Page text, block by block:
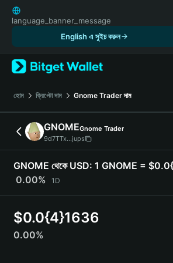
English
日本語
Русский
Español (Latinoamérica)
Türkçe
Italiano
Deutsch
简体中文
繁體中文
Português (Portugal)
Bahasa Indonesia
Español
language_banner_message
English এ সুইচ করুন
হোম ক্রিপ্টো দাম Gnome Trader দাম
GNOMEGnome Trader
9d7TTx...jups
GNOME থেকে USD: 1 GNOME =
0.00%
1D
$0.0{4}1636
0.00%